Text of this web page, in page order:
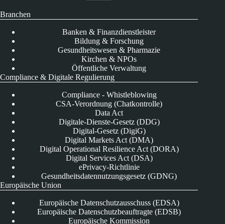
Branchen
Banken & Finanzdienstleister
Bildung & Forschung
Gesundheitswesen & Pharmazie
Kirchen & NPOs
Öffentliche Verwaltung
Compliance & Digitale Regulierung
Compliance - Whistleblowing
CSA-Verordnung (Chatkontrolle)
Data Act
Digitale-Dienste-Gesetz (DDG)
Digital-Gesetz (DigiG)
Digital Markets Act (DMA)
Digital Operational Resilience Act (DORA)
Digital Services Act (DSA)
ePrivacy-Richtlinie
Gesundheitsdatennutzungsgesetz (GDNG)
Europäische Union
Europäische Datenschutzausschuss (EDSA)
Europäische Datenschutzbeauftragte (EDSB)
Europäische Kommission